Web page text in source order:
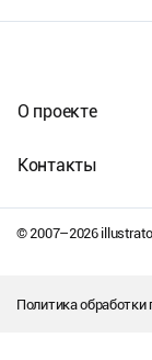
© 2007–2026
О проекте
Контакты
Политика обработки